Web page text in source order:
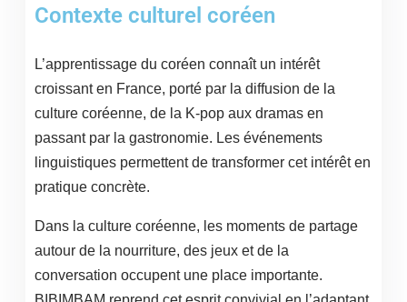
Contexte culturel coréen
L’apprentissage du coréen connaît un intérêt
croissant en France, porté par la diffusion de la
culture coréenne, de la K-pop aux dramas en
passant par la gastronomie. Les événements
linguistiques permettent de transformer cet intérêt en
pratique concrète.
Dans la culture coréenne, les moments de partage
autour de la nourriture, des jeux et de la
conversation occupent une place importante.